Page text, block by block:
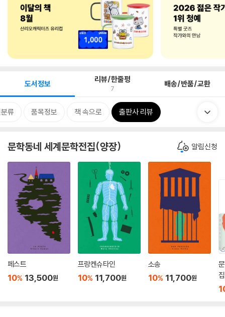
도서정보 리뷰/한줄평
7 배송/반품/교환
류 품목정보 책 속으로 출판사 리뷰
문학동네 세계문학전집(양장) 알림신청
페스트
10% 13,500원
프랑켄슈타인
10% 11,700원
소송
10% 11,700원